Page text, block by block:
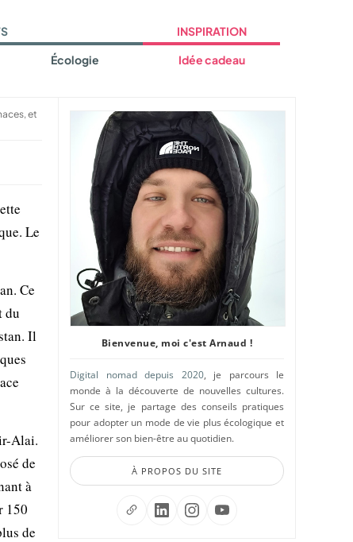
Écologie
INSPIRATION
Idée cadeau
et
Le
Ce
du
Il
Alai.
de
à
150
de
Bienvenue, moi c'est Arnaud !
Digital nomad depuis 2020, je parcours le
monde à la découverte de nouvelles cultures.
Sur ce site, je partage des conseils pratiques
pour adopter un mode de vie plus écologique et
améliorer son bien-être au quotidien.
À PROPOS DU SITE